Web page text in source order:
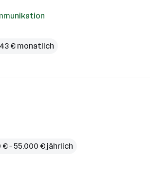
€ monatlich
€ – 55.000 € jährlich